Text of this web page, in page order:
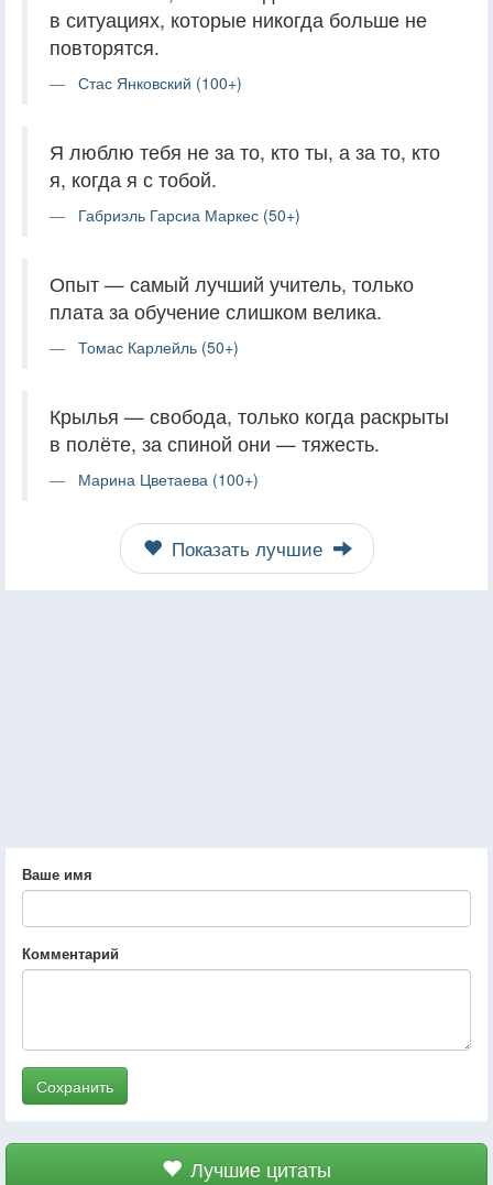
в ситуациях, которые никогда больше не
повторятся.
Стас Янковский (100+)
Я люблю тебя не за то, кто ты, а за то, кто
я, когда я с тобой.
Габриэль Гарсиа Маркес (50+)
Опыт — самый лучший учитель, только
плата за обучение слишком велика.
Томас Карлейль (50+)
Крылья — свобода, только когда раскрыты
в полёте, за спиной они — тяжесть.
Марина Цветаева (100+)
Показать лучшие
Ваше имя
Комментарий
Сохранить
Лучшие цитаты